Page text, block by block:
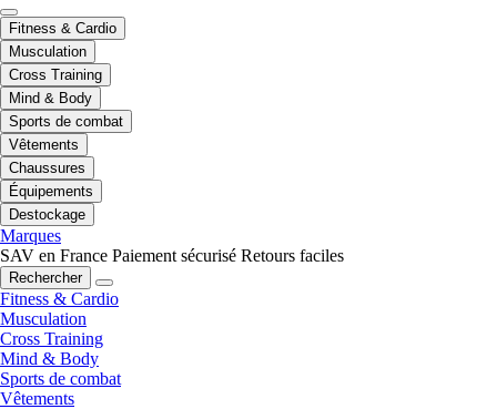
Fitness & Cardio
Musculation
Cross Training
Mind & Body
Sports de combat
Vêtements
Chaussures
Équipements
Destockage
Marques
SAV en France Paiement sécurisé Retours faciles
Rechercher
Fitness & Cardio
Musculation
Cross Training
Mind & Body
Sports de combat
Vêtements